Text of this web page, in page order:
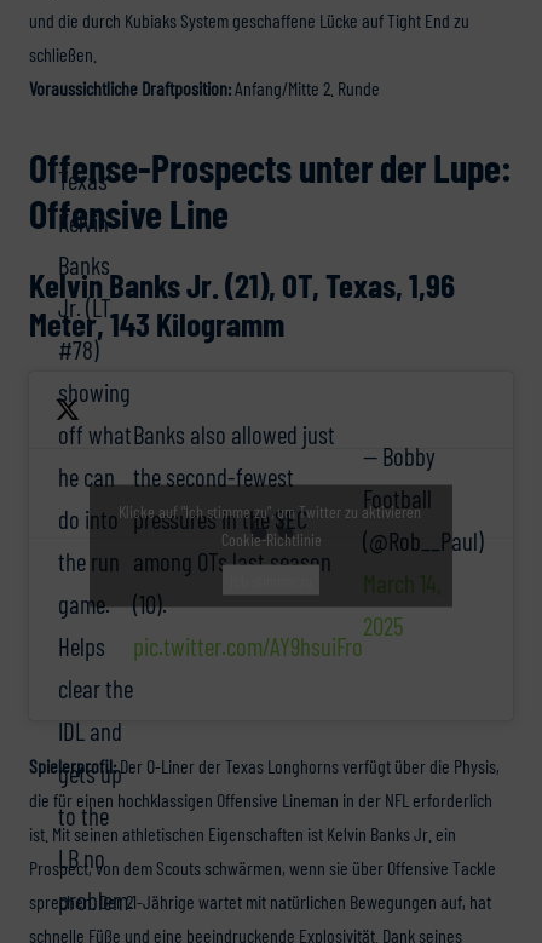
und die durch Kubiaks System geschaffene Lücke auf Tight End zu
schließen.
Voraussichtliche Draftposition:Anfang/Mitte 2. Runde
Offense-Prospects unter der Lupe:
Offensive Line
Kelvin Banks Jr. (21), OT, Texas, 1,96
Meter, 143 Kilogramm
Texas’
Kelvin
Banks
Jr. (LT
#78)
showing
off what
he can
do into
the run
game.
Helps
clear the
IDL and
gets up
to the
LB no
problem.
Banks also allowed just
the second-fewest
pressures in the SEC
among OTs last season
(10).
pic.twitter.com/AY9hsuiFro
— Bobby
Football
(@Rob__Paul)
March 14,
2025
Klicke auf "Ich stimme zu", um Twitter zu aktivieren
Cookie-Richtlinie
Spielerprofil:Der O-Liner der Texas Longhorns verfügt über die Physis,
die für einen hochklassigen Offensive Lineman in der NFL erforderlich
ist. Mit seinen athletischen Eigenschaften ist Kelvin Banks Jr. ein
Prospect, von dem Scouts schwärmen, wenn sie über Offensive Tackle
sprechen. Der 21-Jährige wartet mit natürlichen Bewegungen auf, hat
schnelle Füße und eine beeindruckende Explosivität. Dank seines